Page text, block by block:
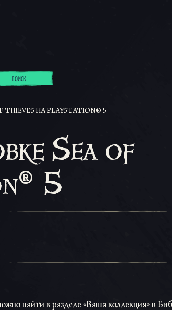
ПОИСК
НА PLAYSTATION® 5
Sea of
5
найти в разделе «Ваша коллекция» в